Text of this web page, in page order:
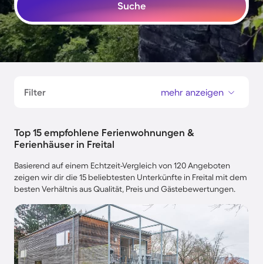
Suche
Filter mehr anzeigen
Top 15 empfohlene Ferienwohnungen &
Ferienhäuser in Freital
Basierend auf einem Echtzeit-Vergleich von 120 Angeboten
zeigen wir dir die 15 beliebtesten Unterkünfte in Freital mit dem
besten Verhältnis aus Qualität, Preis und Gästebewertungen.